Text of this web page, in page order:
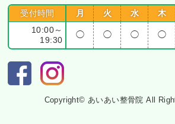
受付時間 月 火 水 木
10:00～
19:30
◯ ◯ ◯ ◯
Copyright© あいあい整骨院 All